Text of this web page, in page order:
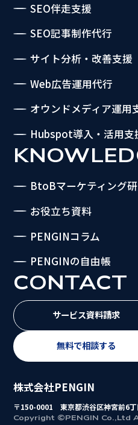
SEO伴走支援
SEO記事制作代行
サイト分析・改善支援
Web広告運用代行
オウンドメディア運用
Hubspot導入・活用支
BtoBマーケティング
お役立ち資料
PENGINコラム
PENGINの自由帳
CONTACT
サービス資料請求
無料で相談する
株式会社PENGIN
〒150-0001 東京都渋谷区神宮前6
Copyright ©PENGIN Co.,Ltd